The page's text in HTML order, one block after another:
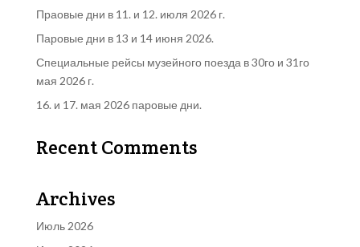
Праовые дни в 11. и 12. июля 2026 г.
Паровые дни в 13 и 14 июня 2026.
Специальные рейсы музейного поезда в 30го и 31го
мая 2026 г.
16. и 17. мая 2026 паровые дни.
Recent Comments
Archives
Июль 2026